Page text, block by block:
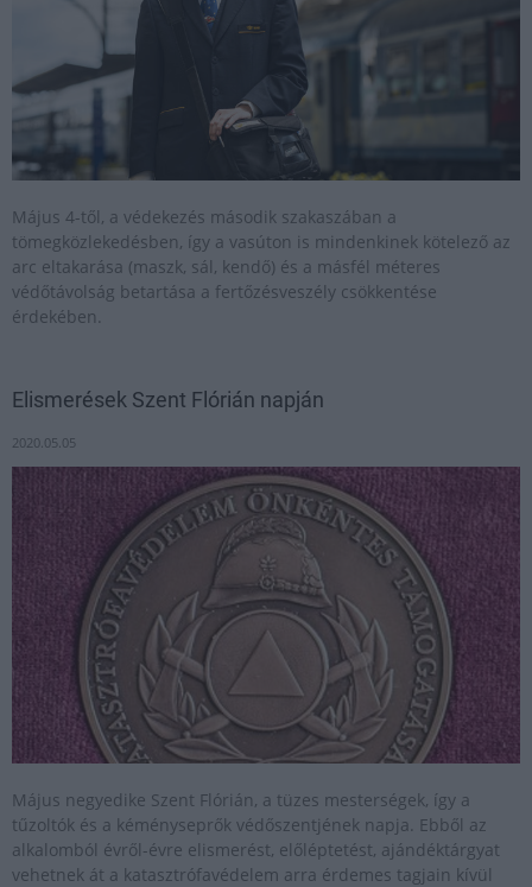
Május 4-től, a védekezés második szakaszában a
tömegközlekedésben, így a vasúton is mindenkinek kötelező az
arc eltakarása (maszk, sál, kendő) és a másfél méteres
védőtávolság betartása a fertőzésveszély csökkentése
érdekében.
Elismerések Szent Flórián napján
2020.05.05
Május negyedike Szent Flórián, a tüzes mesterségek, így a
tűzoltók és a kéményseprők védőszentjének napja. Ebből az
alkalomból évről-évre elismerést, előléptetést, ajándéktárgyat
vehetnek át a katasztrófavédelem arra érdemes tagjain kívül